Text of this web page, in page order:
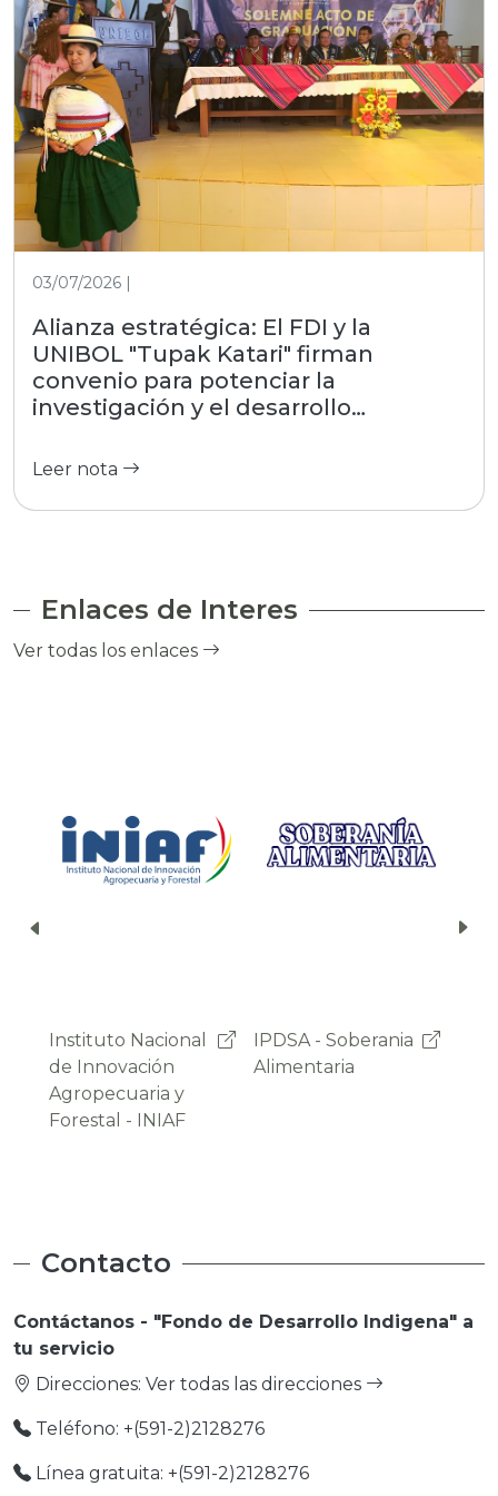
03/07/2026 |
Alianza estratégica: El FDI y la
UNIBOL "Tupak Katari" firman
convenio para potenciar la
investigación y el desarrollo
Leer nota
Enlaces de Interes
Ver todas los enlaces
IPDSA - Soberania
Alimentaria
OAP -
Observatorio
Contacto
Contáctanos - "Fondo de Desarrollo Indigena" a
tu servicio
Direcciones: Ver todas las direcciones
Teléfono: +(591-2)2128276
Línea gratuita: +(591-2)2128276